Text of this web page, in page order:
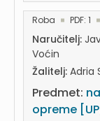
Roba PDF: 1
Naručitelj:
Voćin
Žalitelj: Adria
Predmet:
opreme